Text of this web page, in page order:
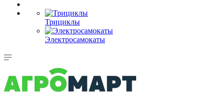
Трициклы
Электросамокаты